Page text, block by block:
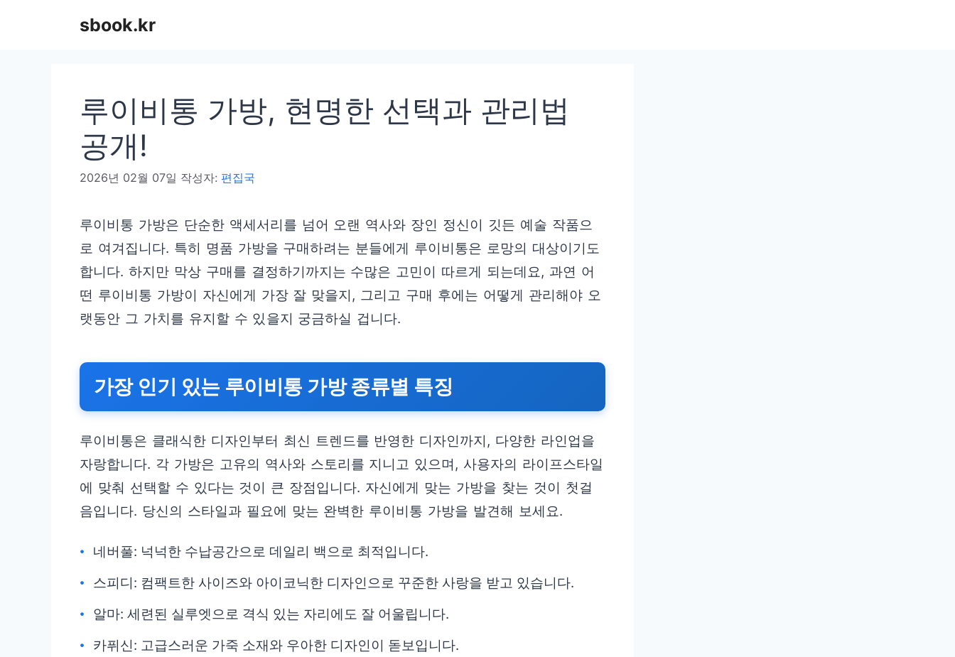
sbook.kr
루이비통 가방, 현명한 선택과 관리법
공개!
2026년 02월 07일 작성자: 편집국
루이비통 가방은 단순한 액세서리를 넘어 오랜 역사와 장인 정신이 깃든 예술 작품으
로 여겨집니다. 특히 명품 가방을 구매하려는 분들에게 루이비통은 로망의 대상이기도
합니다. 하지만 막상 구매를 결정하기까지는 수많은 고민이 따르게 되는데요, 과연 어
떤 루이비통 가방이 자신에게 가장 잘 맞을지, 그리고 구매 후에는 어떻게 관리해야 오
랫동안 그 가치를 유지할 수 있을지 궁금하실 겁니다.
가장 인기 있는 루이비통 가방 종류별 특징
루이비통은 클래식한 디자인부터 최신 트렌드를 반영한 디자인까지, 다양한 라인업을
자랑합니다. 각 가방은 고유의 역사와 스토리를 지니고 있으며, 사용자의 라이프스타일
에 맞춰 선택할 수 있다는 것이 큰 장점입니다. 자신에게 맞는 가방을 찾는 것이 첫걸
음입니다. 당신의 스타일과 필요에 맞는 완벽한 루이비통 가방을 발견해 보세요.
네버풀: 넉넉한 수납공간으로 데일리 백으로 최적입니다.
스피디: 컴팩트한 사이즈와 아이코닉한 디자인으로 꾸준한 사랑을 받고 있습니다.
알마: 세련된 실루엣으로 격식 있는 자리에도 잘 어울립니다.
카퓌신: 고급스러운 가죽 소재와 우아한 디자인이 돋보입니다.